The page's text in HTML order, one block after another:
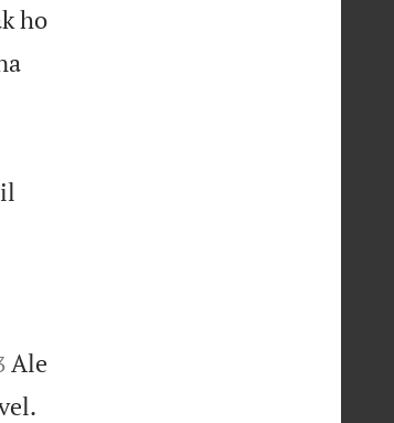
ho
Ale
